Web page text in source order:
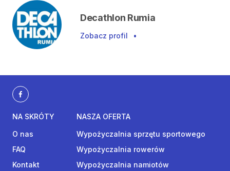
Decathlon Rumia
Zobacz profil •
NA SKRÓTY
O nas
FAQ
Kontakt
NASZA OFERTA
Wypożyczalnia sprzętu sportowego
Wypożyczalnia rowerów
Wypożyczalnia namiotów